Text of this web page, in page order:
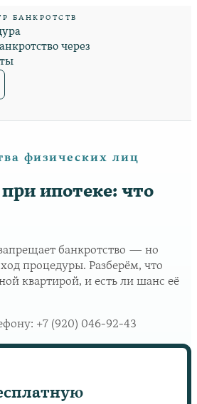
БАНКРОТСТВ
через
физических лиц
ипотеке: что
банкротство — но
процедуры. Разберём, что
квартирой, и есть ли шанс её
+7 (920) 046-92-43